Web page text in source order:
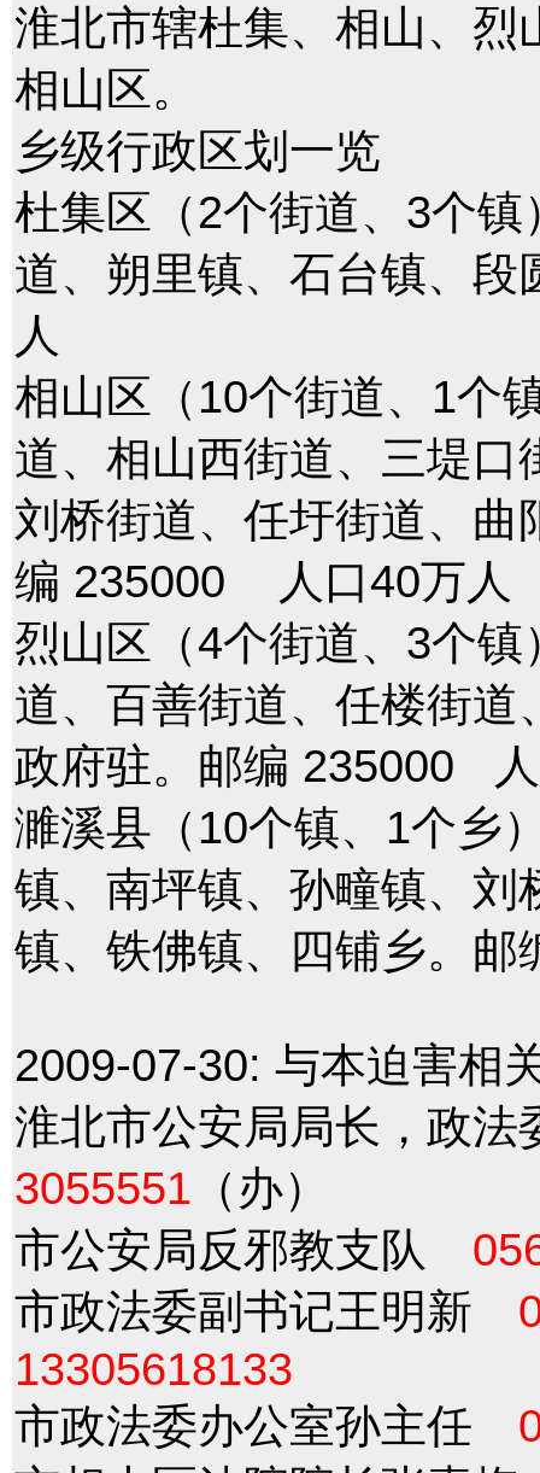
淮北市辖杜集、相山、烈
相山区。
乡级行政区划一览
杜集区（2个街道、3个
道、朔里镇、石台镇、
人
相山区（10个街道、1个
道、相山西街道、三堤
刘桥街道、任圩街道、
编 235000 人口40万人
烈山区（4个街道、3个
道、百善街道、任楼街
政府驻。邮编 235000
濉溪县（10个镇、1个乡
镇、南坪镇、孙疃镇、
镇、铁佛镇、四铺乡。
2009-07-30: 与本迫害相
淮北市公安局局长，政
3055551 （办）
市公安局反邪教支队
市政法委副书记王明新
13305618133
市政法委办公室孙主任